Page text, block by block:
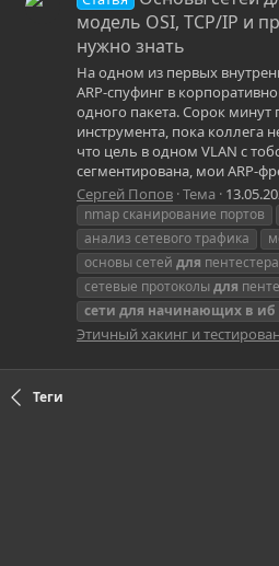
модель OSI, TCP/IP и
нужно знать
На одном из первых
ARP-спуфинг в
одного пакета. Сорок минут
инструмента, пока коллега
что цель в одном VLAN с
сегментирована, мои ARP-
Сергей Попов Тема
nmap сканирование портов
анализ сетевого трафика
основы сетей для пентестера
сетевые протоколы для
сети для начинающих в иб
Этичный хакинг и
Теги